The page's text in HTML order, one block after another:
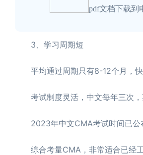
pdf文档下载到
3、学习周期短
平均通过周期只有8-12个月，快
考试制度灵活，中文每年三次，
2023年中文CMA考试时间已公
综合考量CMA，非常适合已经工